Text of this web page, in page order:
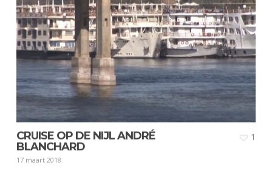
CRUISE OP DE NIJL ANDRÉ
BLANCHARD
17 maart 2018
1